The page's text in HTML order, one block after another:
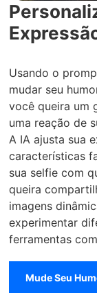
Usando o
mudar seu
você queira um
uma reação de
A IA ajusta sua
características
sua selfie com
queira
imagens
experimentar
ferramentas
Mude Seu